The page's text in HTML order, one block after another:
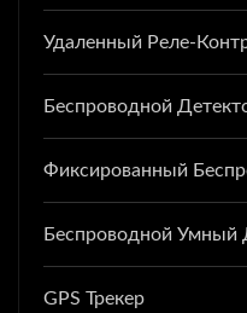
Удаленный Реле-
Беспроводной
Фиксированный
Беспроводной Умный
GPS Трекер